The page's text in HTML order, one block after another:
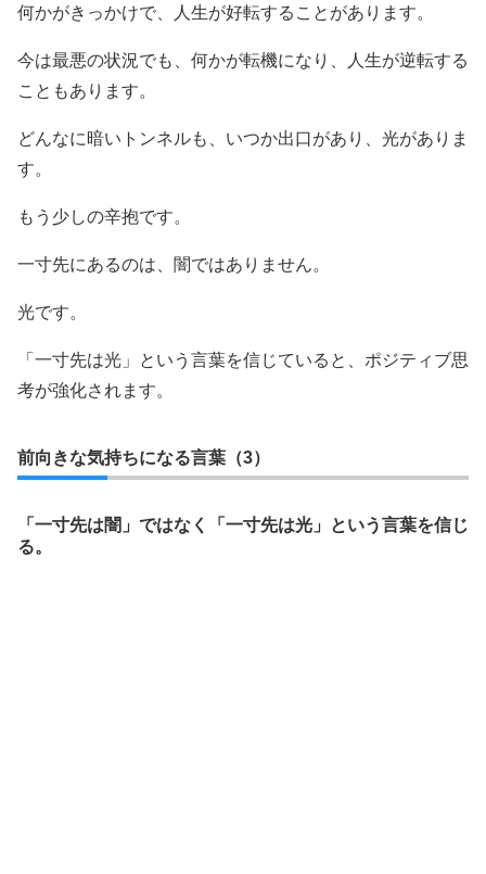
何かがきっかけで、人生が好転することがあります。
今は最悪の状況でも、何かが転機になり、人生が逆転する
こともあります。
どんなに暗いトンネルも、いつか出口があり、光がありま
す。
もう少しの辛抱です。
一寸先にあるのは、闇ではありません。
光です。
「一寸先は光」という言葉を信じていると、ポジティブ思
考が強化されます。
前向きな気持ちになる言葉（3）
「一寸先は闇」ではなく「一寸先は光」という言葉を信じ
る。